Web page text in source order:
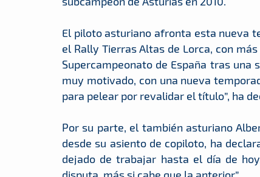
El piloto asturiano afronta esta nueva
el Rally Tierras Altas de Lorca, con
Supercampeonato de España tras una
muy motivado, con una nueva
para pelear por revalidar el título”, ha
Por su parte, el también asturiano
desde su asiento de copiloto, ha
dejado de trabajar hasta el día de